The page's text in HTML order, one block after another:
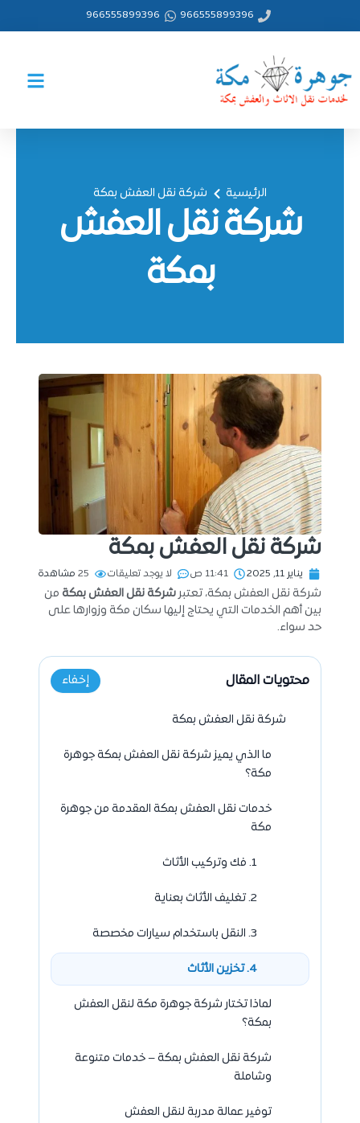
966555899396
966555899396
الرئيسية شركة نقل العفش بمكة
شركة نقل العفش
بمكة
شركة نقل العفش بمكة
يناير 11, 2025 11:41 ص لا يوجد تعليقات 25 مشاهدة
شركة نقل العفش بمكة، تعتبرشركة نقل العفش بمكة من
بين أهم الخدمات التي يحتاج إليها سكان مكة وزوارها على
حد سواء.
محتويات المقال إخفاء
شركة نقل العفش بمكة
ما الذي يميز شركة نقل العفش بمكة جوهرة
مكة؟
خدمات نقل العفش بمكة المقدمة من جوهرة
مكة
1. فك وتركيب الأثاث
2. تغليف الأثاث بعناية
3. النقل باستخدام سيارات مخصصة
4. تخزين الأثاث
لماذا تختار شركة جوهرة مكة لنقل العفش
بمكة؟
شركة نقل العفش بمكة – خدمات متنوعة
وشاملة
توفير عمالة مدربة لنقل العفش